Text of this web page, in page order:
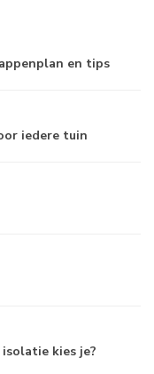
en tips
iedere tuin
kies je?